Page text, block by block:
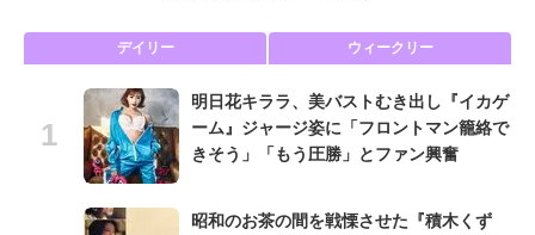
デイリー ウィークリー
明日花キララ、美バストむき出し『イカゲ
ーム』ジャージ姿に「フロントマン籠絡で
きそう」「もう圧勝」とファン興奮
昭和のお茶の間を戦慄させた『積木くず